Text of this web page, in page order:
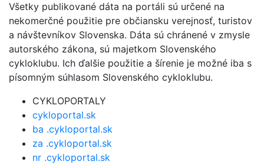
Všetky publikované dáta na portáli sú určené na
nekomerčné použitie pre občiansku verejnosť, turistov
a návštevníkov Slovenska. Dáta sú chránené v zmysle
autorského zákona, sú majetkom Slovenského
cykloklubu. Ich ďalšie použitie a šírenie je možné iba s
písomným súhlasom Slovenského cykloklubu.
CYKLOPORTALY
cykloportal.sk
ba .cykloportal.sk
za .cykloportal.sk
nr .cykloportal.sk